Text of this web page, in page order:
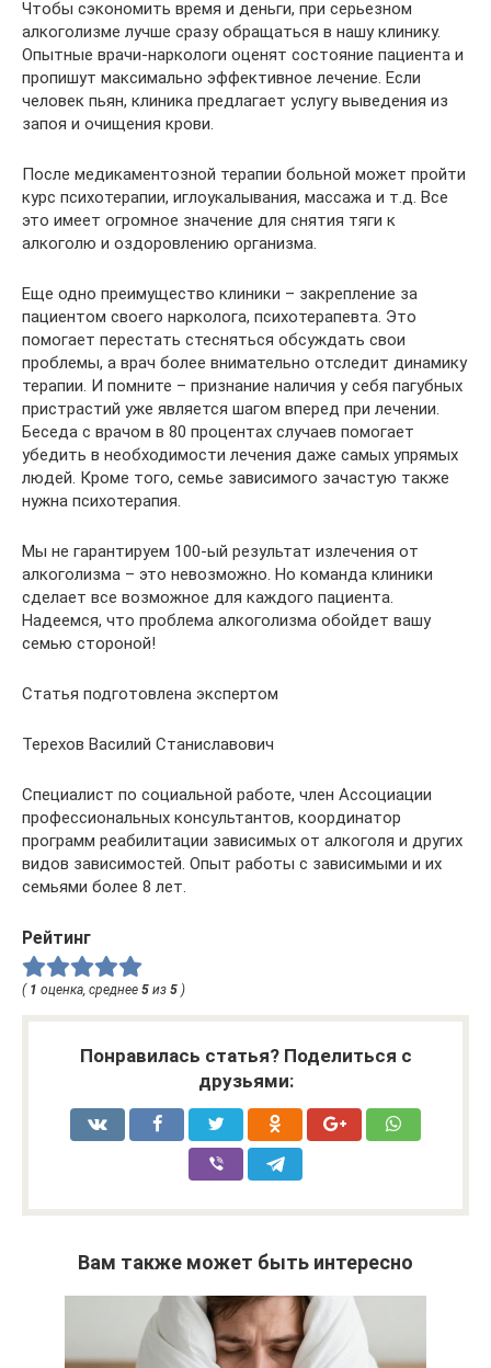
Чтобы сэкономить время и деньги, при серьезном
алкоголизме лучше сразу обращаться в нашу клинику.
Опытные врачи-наркологи оценят состояние пациента и
пропишут максимально эффективное лечение. Если
человек пьян, клиника предлагает услугу выведения из
запоя и очищения крови.
После медикаментозной терапии больной может пройти
курс психотерапии, иглоукалывания, массажа и т.д. Все
это имеет огромное значение для снятия тяги к
алкоголю и оздоровлению организма.
Еще одно преимущество клиники – закрепление за
пациентом своего нарколога, психотерапевта. Это
помогает перестать стесняться обсуждать свои
проблемы, а врач более внимательно отследит динамику
терапии. И помните – признание наличия у себя пагубных
пристрастий уже является шагом вперед при лечении.
Беседа с врачом в 80 процентах случаев помогает
убедить в необходимости лечения даже самых упрямых
людей. Кроме того, семье зависимого зачастую также
нужна психотерапия.
Мы не гарантируем 100-ый результат излечения от
алкоголизма – это невозможно. Но команда клиники
сделает все возможное для каждого пациента.
Надеемся, что проблема алкоголизма обойдет вашу
семью стороной!
Статья подготовлена экспертом
Терехов Василий Станиславович
Специалист по социальной работе, член Ассоциации
профессиональных консультантов, координатор
программ реабилитации зависимых от алкоголя и других
видов зависимостей. Опыт работы с зависимыми и их
семьями более 8 лет.
Рейтинг
( 1 оценка, среднее 5 из 5 )
Понравилась статья? Поделиться с
друзьями:
Вам также может быть интересно